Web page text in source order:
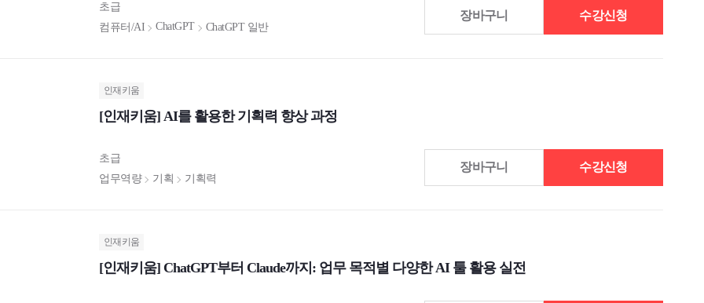
초급
컴퓨터/AI
ChatGPT ChatGPT 일반
장바구니 수강신청
인재키움
[인재키움] AI를 활용한 기획력 향상 과정
초급
업무역량
기획 기획력
장바구니 수강신청
인재키움
[인재키움] ChatGPT부터 Claude까지: 업무 목적별 다양한 AI 툴 활용 실전